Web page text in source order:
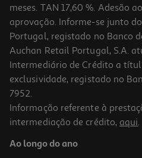
meses. TAN 17,60 %. Adesão
aprovação. Informe-se junto
Portugal, registado no Banco
Auchan Retail Portugal, S.A.
Intermediário de Crédito a
exclusividade, registado no
7952.
Informação referente à
intermediação de crédito, aqui.
Ao longo do ano